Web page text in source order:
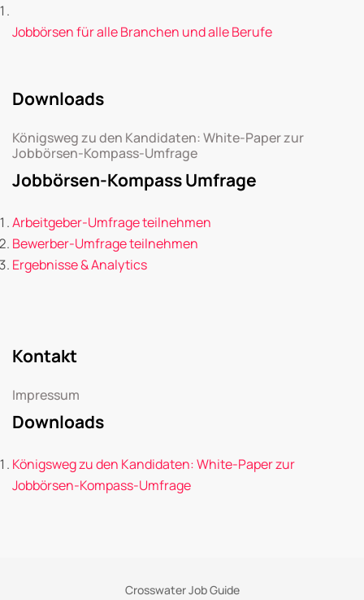
Jobbörsen für alle Branchen und alle Berufe
Downloads
Königsweg zu den Kandidaten: White-Paper zur
Jobbörsen-Kompass-Umfrage
Jobbörsen-Kompass Umfrage
Arbeitgeber-Umfrage teilnehmen
Bewerber-Umfrage teilnehmen
Ergebnisse & Analytics
Kontakt
Impressum
Downloads
Königsweg zu den Kandidaten: White-Paper zur
Jobbörsen-Kompass-Umfrage
Crosswater Job Guide